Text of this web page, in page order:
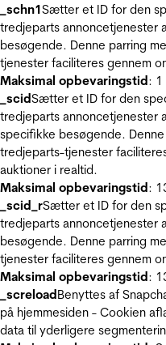
_schn1Sætter et ID for den
tredjeparts annoncetjenester
besøgende. Denne parring
tjenester faciliteres gennem
Maksimal opbevaringstid: 1
_scidSætter et ID for den
tredjeparts annoncetjenester
specifikke besøgende.
tredjeparts-tjenester
auktioner i realtid.
Maksimal opbevaringstid:
_scid_rSætter et ID for den
tredjeparts annoncetjenester
besøgende. Denne parring
tjenester faciliteres gennem
Maksimal opbevaringstid:
_screloadBenyttes af
på hjemmesiden - Cookien
data til yderligere